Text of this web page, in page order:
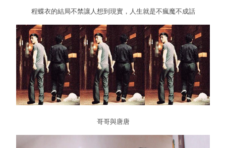
程蝶衣的結局不禁讓人想到現實，人生就是不瘋魔不成話
哥哥與唐唐